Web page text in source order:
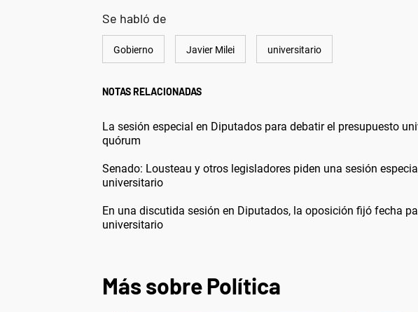
Se habló de
Gobierno Javier Milei universitario
NOTAS RELACIONADAS
La sesión especial en Diputados para debatir el presupuesto
quórum
Senado: Lousteau y otros legisladores piden una sesión
universitario
En una discutida sesión en Diputados, la oposición fijó fecha
universitario
Más sobre Política